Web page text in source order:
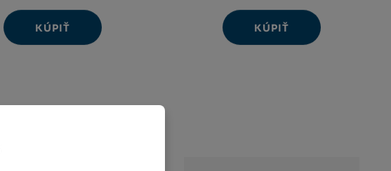
Změnit
Navýšit
množství
Snížit
Ks
KÚPIŤ
Změnit
Navýšit
množství
Snížit
Ks
KÚPIŤ